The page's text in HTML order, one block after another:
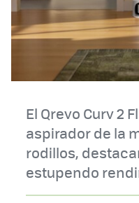
El Qrevo Curv 2
aspirador de la
rodillos,
estupendo